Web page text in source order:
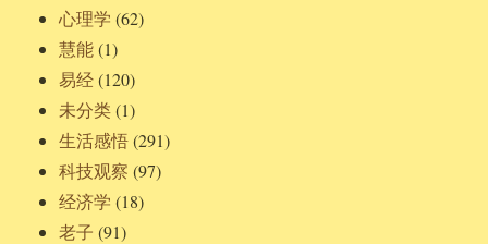
心理学 (62)
慧能(1)
易经(120)
未分类(1)
生活感悟(291)
科技观察 (97)
经济学 (18)
老子 (91)